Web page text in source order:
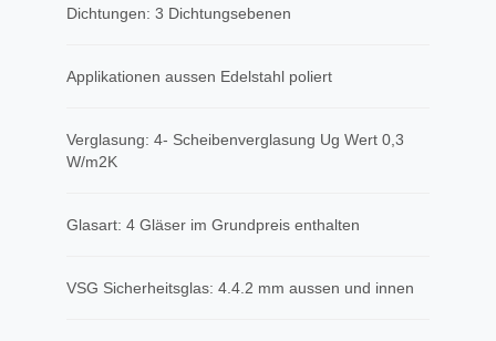
Dichtungen: 3 Dichtungsebenen
Applikationen aussen Edelstahl poliert
Verglasung: 4- Scheibenverglasung Ug Wert 0,3
W/m2K
Glasart: 4 Gläser im Grundpreis enthalten
VSG Sicherheitsglas: 4.4.2 mm aussen und innen